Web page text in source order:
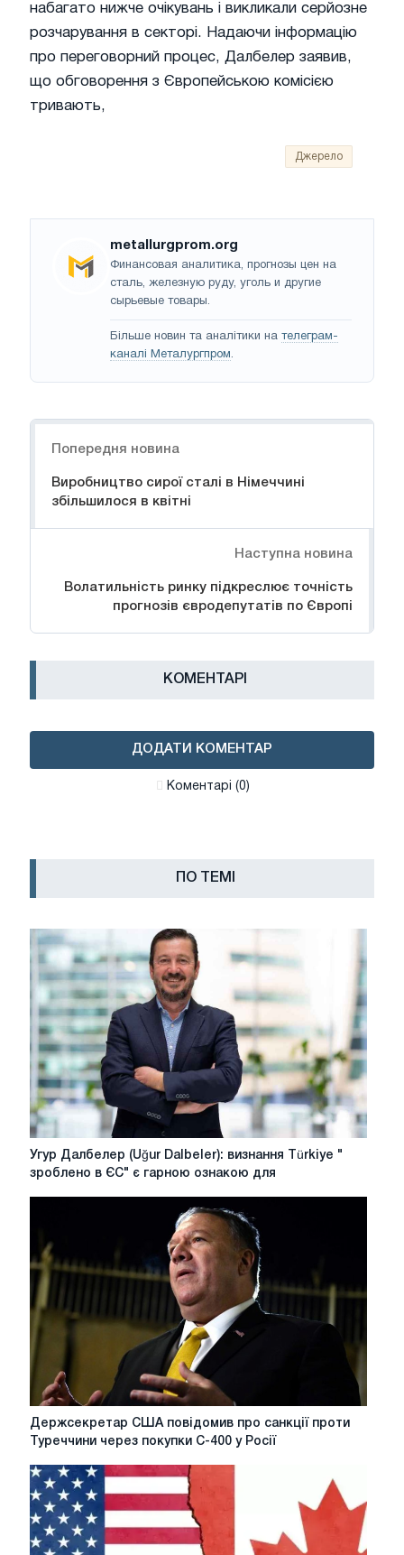
набагато нижче очікувань і викликали серйозне
розчарування в секторі. Надаючи інформацію
про переговорний процес, Далбелер заявив,
що обговорення з Європейською комісією
тривають,
Джерело
metallurgprom.org
Финансовая аналитика, прогнозы цен на
сталь, железную руду, уголь и другие
сырьевые товары.
Більше новин та аналітики на телеграм-
каналі Металургпром.
Попередня новина
Виробництво сирої сталі в Німеччині
збільшилося в квітні
Наступна новина
Волатильність ринку підкреслює точність
прогнозів євродепутатів по Європі
КОМЕНТАРІ
ДОДАТИ КОМЕНТАР
Коментарі (0)
ПО ТЕМІ
Угур
Далбелер
Türkiye
"
зроблено
в
ознакою
для
сталі
Угур Далбелер (Uğur Dalbeler): визнання Türkiye "
зроблено в ЄС" є гарною ознакою для
Держсекретар
США
про
санкції
проти
Туреччини
через
Держсекретар США повідомив про санкції проти
Туреччини через покупки С-400 у Росії